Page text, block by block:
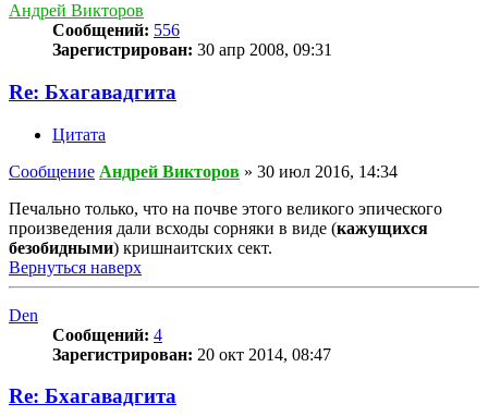
Андрей Викторов
Сообщений: 556
Зарегистрирован: 30 апр 2008, 09:31
Re: Бхагавадгита
Цитата
Сообщение Андрей Викторов » 30 июл 2016, 14:34
Печально только, что на почве этого великого эпического
произведения дали всходы сорняки в виде (кажущихся
безобидными) кришнаитских сект.
Вернуться наверх
Den
Сообщений: 4
Зарегистрирован: 20 окт 2014, 08:47
Re: Бхагавадгита